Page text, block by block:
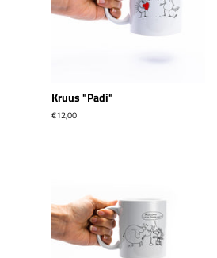
Kruus "Padi"
Tavahind
€12,00